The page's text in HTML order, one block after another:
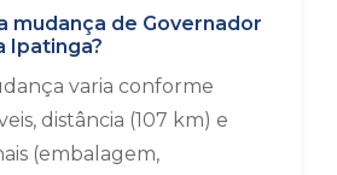
mudança de Governador
Ipatinga?
varia conforme
distância (107 km) e
(embalagem,